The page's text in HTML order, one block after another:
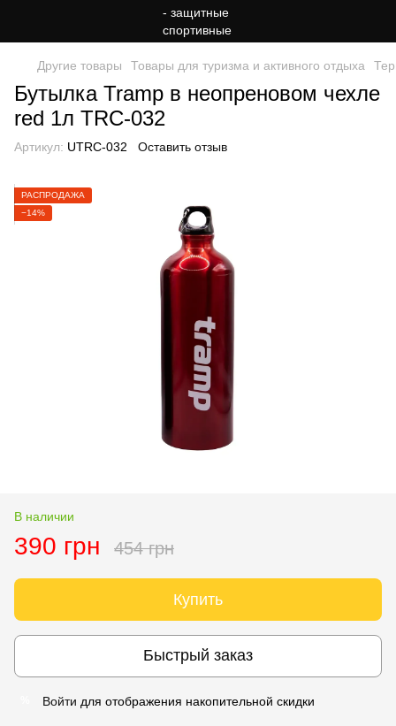
Другие товары Товары для туризма и активного отдыха
Бутылка Tramp в неопреновом чехле
red 1л TRC-032
Артикул: UTRC-032 Оставить отзыв
РАСПРОДАЖА
−14%
В наличии
390 грн 454 грн
Купить
Быстрый заказ
Войти для отображения накопительной скидки